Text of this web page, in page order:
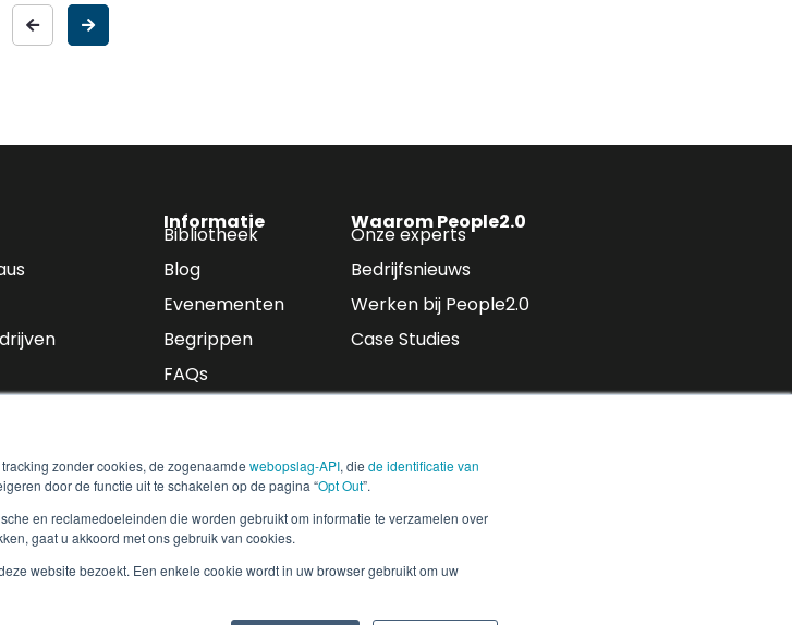
zonder cookies, de zogenaamde webopslag-API, die de identificatie van
door de functie uit te schakelen op de pagina “Opt Out”.
en reclamedoeleinden die worden gebruikt om informatie te verzamelen over
gaat u akkoord met ons gebruik van cookies.
website bezoekt. Een enkele cookie wordt in uw browser gebruikt om uw
Informatie
Bibliotheek
Blog
Evenementen
Begrippen
FAQs
Inloggen
Waarom People2.0
Onze experts
Bedrijfsnieuws
Werken bij People2.0
Case Studies
en trends in de sector rechtstreeks